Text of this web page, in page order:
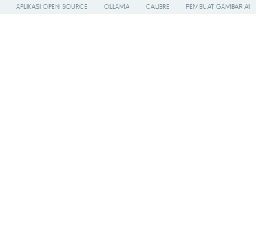
APLIKASI OPEN SOURCE OLLAMA CALIBRE PEMBUAT GAMBAR AI